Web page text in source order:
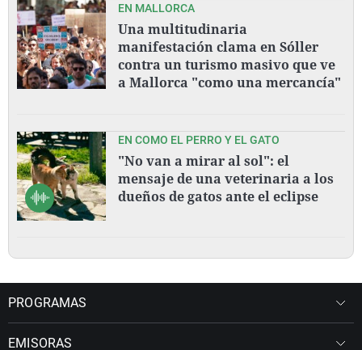
EN MALLORCA
Una multitudinaria
manifestación clama en Sóller
contra un turismo masivo que ve
a Mallorca "como una mercancía"
EN COMO EL PERRO Y EL GATO
"No van a mirar al sol": el
mensaje de una veterinaria a los
dueños de gatos ante el eclipse
PROGRAMAS
EMISORAS